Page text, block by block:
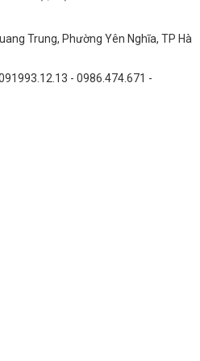
thế)
Cao (thay thế thường
Thấp
thiểu chi phí vận hành và bảo trì
có dễ lắp đặt không?
nối đơn giản, dễ dàng lắp đặt. Tuy
được trong môi trường
Trung, Phường Yên Nghĩa, TP Hà
- 0986.474.671 -